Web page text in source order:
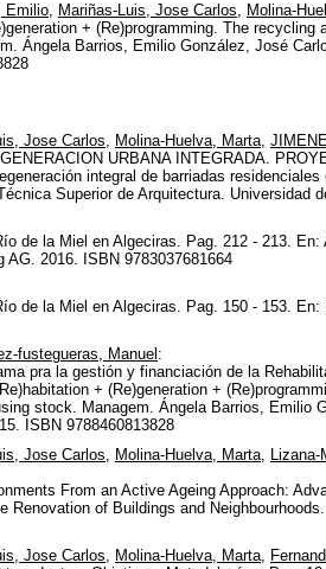
Emilio, Mariñas-Luis, Jose Carlos, Molina-
+ (Re)programming. The
Ángela Barrios, Emilio González, José
Jose Carlos, Molina-Huelva, Marta,
URBANA INTEGRADA.
integral de barriadas
Superior de Arquitectura. Universidad
de la Miel en Algeciras. Pag. 212 - 213.
AG. 2016. ISBN 9783037681664
de la Miel en Algeciras. Pag. 150 - 153.
fustegueras, Manuel :
pra la gestión y financiación de la
+ (Re)generation +
stock. Managem. Ángela Barrios, Emilio
ISBN 9788460813828
Jose Carlos, Molina-Huelva, Marta,
From an Active Ageing Approach:
Renovation of Buildings and
Jose Carlos, Molina-Huelva, Marta,